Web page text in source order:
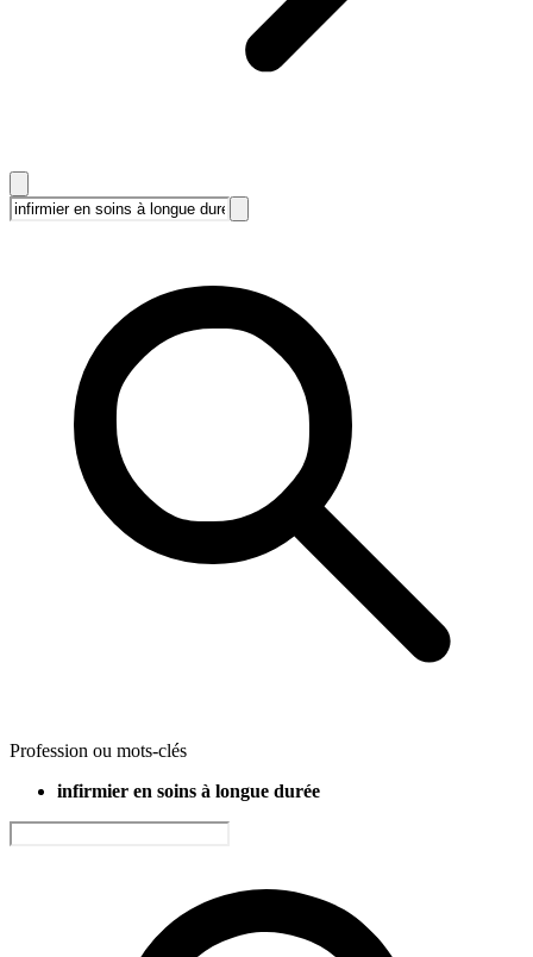
Profession ou mots-clés
infirmier en soins à longue durée